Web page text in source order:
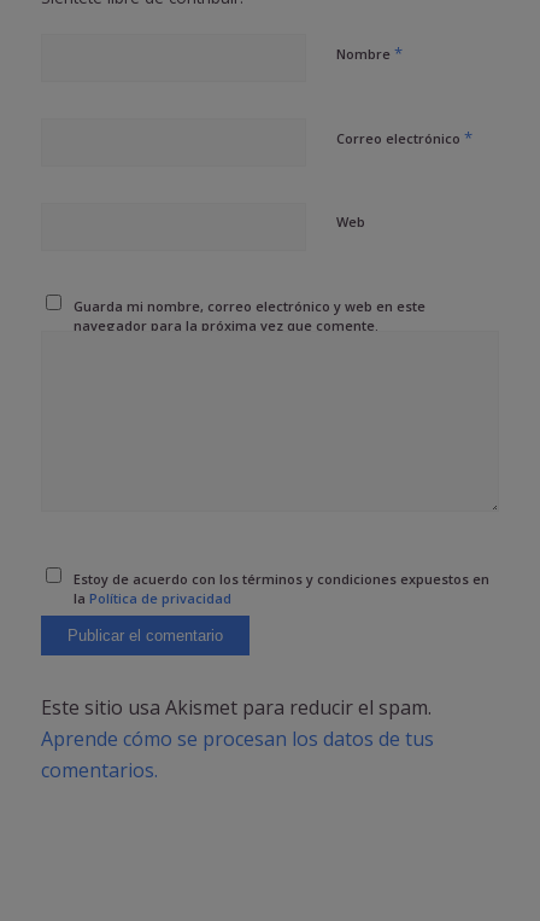
Nombre *
Correo electrónico *
Web
Guarda mi nombre, correo electrónico y web en este
navegador para la próxima vez que comente.
Estoy de acuerdo con los términos y condiciones expuestos en
la Política de privacidad
Este sitio usa Akismet para reducir el spam.
Aprende cómo se procesan los datos de tus
comentarios.